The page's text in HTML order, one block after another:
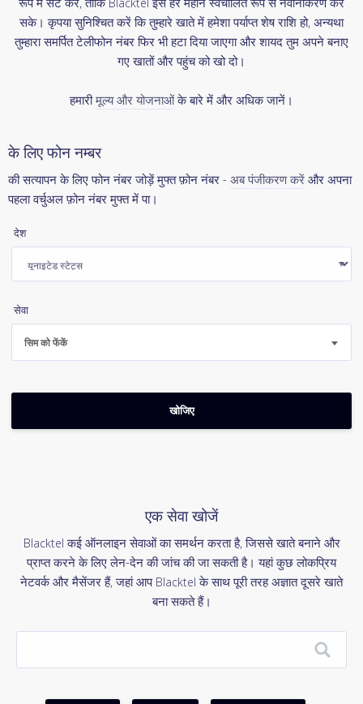
सके। कृपया सुनिश्चित करें कि तुम्हारे खाते में हमेशा पर्याप्त शेष राशि हो, अन्यथा
तुम्हारा समर्पित टेलीफोन नंबर फिर भी हटा दिया जाएगा और शायद तुम अपने बनाए
गए खातों और पहुंच को खो दो।
हमारीमूल्य और योजनाओंके बारे में और अधिक जानें।
के लिए फोन नम्बर
की सत्यापन के लिए फोन नंबर जोड़ें मुफ्त फ़ोन नंबर - अब पंजीकरण करें और अपना
पहला वर्चुअल फ़ोन नंबर मुफ्त में पा।
देश
सेवा
सिम को फेंकें
एक सेवा खोजें
Blacktel कई ऑनलाइन सेवाओं का समर्थन करता है, जिससे खाते बनाने और
प्राप्त करने के लिए लेन-देन की जांच की जा सकती है। यहां कुछ लोकप्रिय
नेटवर्क और मैसेंजर हैं, जहां आप Blacktel के साथ पूरी तरह अज्ञात दूसरे खाते
बना सकते हैं।